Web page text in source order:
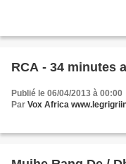
RCA - 34 minutes
Publié le 06/04/2013 à 00:00
Par Vox Africa